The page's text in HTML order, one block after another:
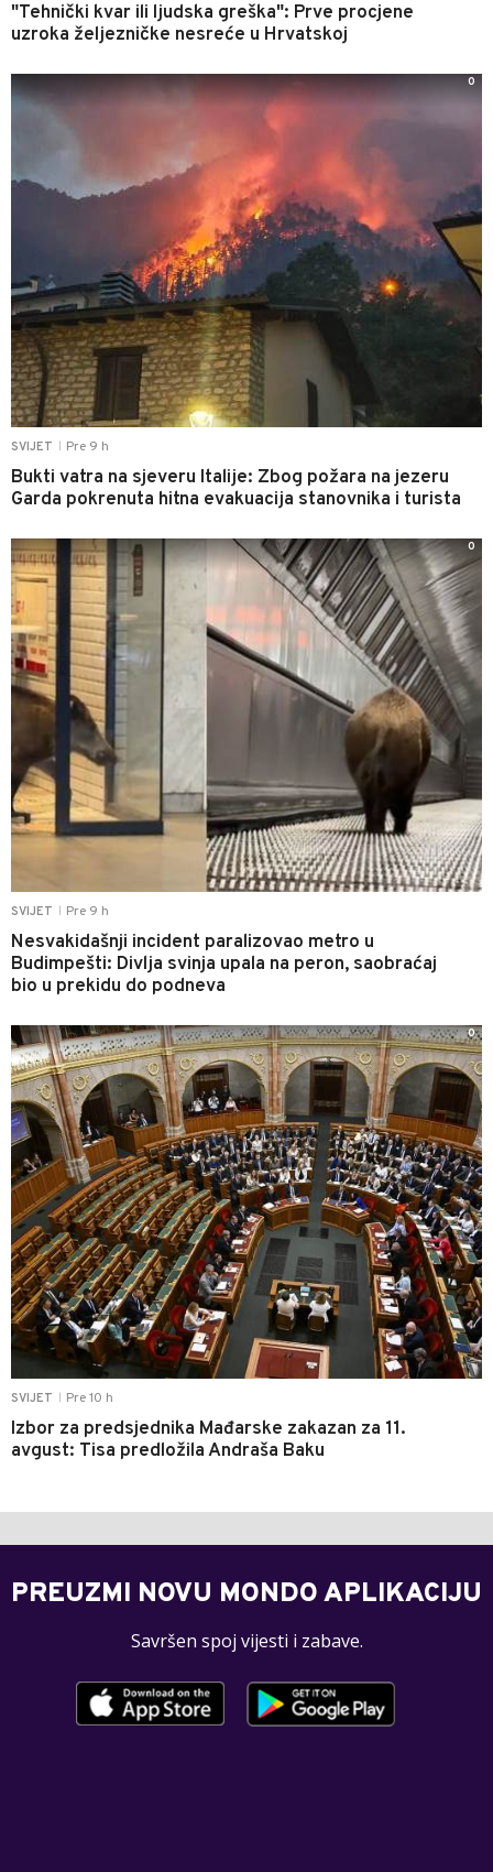
"Tehnički kvar ili ljudska greška": Prve procjene
uzroka željezničke nesreće u Hrvatskoj
SVIJET Pre 9 h
Bukti vatra na sjeveru Italije: Zbog požara na jezeru
Garda pokrenuta hitna evakuacija stanovnika i turista
0
SVIJET Pre 9 h
Nesvakidašnji incident paralizovao metro u
Budimpešti: Divlja svinja upala na peron, saobraćaj
bio u prekidu do podneva
0
SVIJET Pre 10 h
Izbor za predsjednika Mađarske zakazan za 11.
avgust: Tisa predložila Andraša Baku
0
PREUZMI NOVU MONDO APLIKACIJU
Savršen spoj vijesti i zabave.